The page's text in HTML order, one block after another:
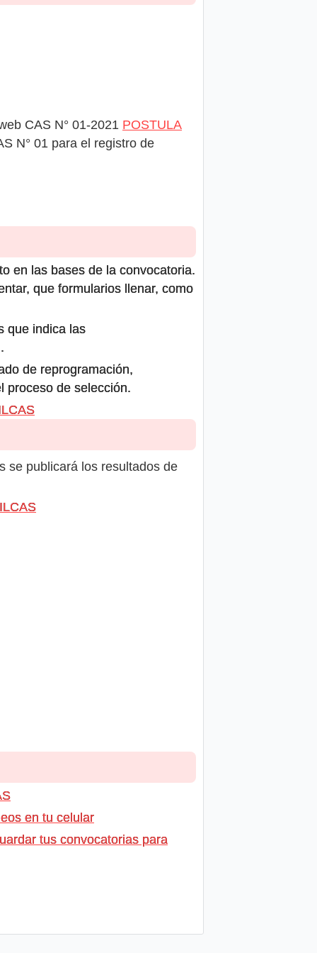
CAS N° 01-2021 POSTULA
N° 01 para el registro de
en las bases de la convocatoria.
que formularios llenar, como
que indica las
de reprogramación,
proceso de selección.
se publicará los resultados de
en tu celular
tus convocatorias para